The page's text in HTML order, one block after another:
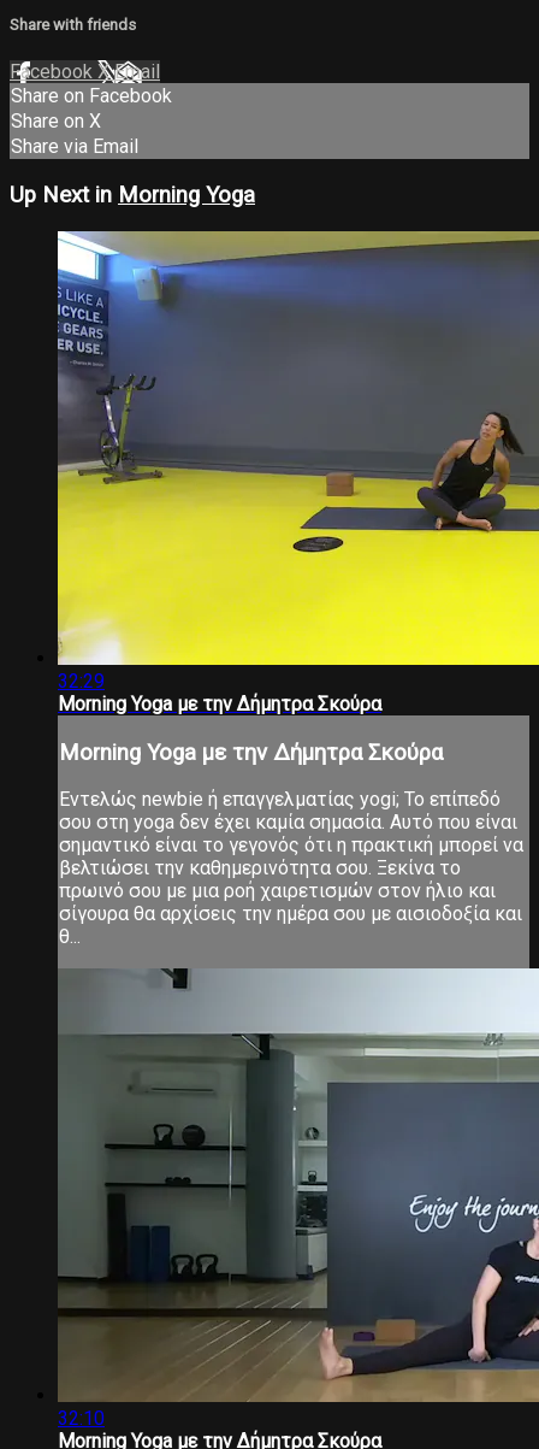
Share with friends
Facebook XEmail
Share on Facebook
Share on X
Share via Email
Up Next in Morning Yoga
32:29
Morning Yoga με την Δήμητρα Σκούρα
Morning Yoga με την Δήμητρα Σκούρα
Εντελώς newbie ή επαγγελματίας yogi; Το επίπεδό
σου στη yoga δεν έχει καμία σημασία. Αυτό που είναι
σημαντικό είναι το γεγονός ότι η πρακτική μπορεί να
βελτιώσει την καθημερινότητα σου. Ξεκίνα το
πρωινό σου με μια ροή χαιρετισμών στον ήλιο και
σίγουρα θα αρχίσεις την ημέρα σου με αισιοδοξία και
θ...
32:10
Morning Yoga με την Δήμητρα Σκούρα